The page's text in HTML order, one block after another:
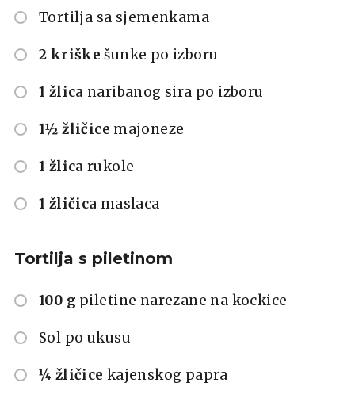
Tortilja sa sjemenkama
2 kriške šunke po izboru
1 žlica naribanog sira po izboru
1½ žličice majoneze
1 žlica rukole
1 žličica maslaca
Tortilja s piletinom
100 g piletine narezane na kockice
Sol po ukusu
¼ žličice kajenskog papra